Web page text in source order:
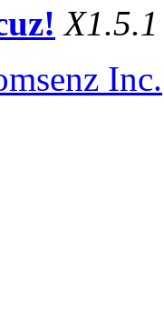
X1.5.1
Inc.